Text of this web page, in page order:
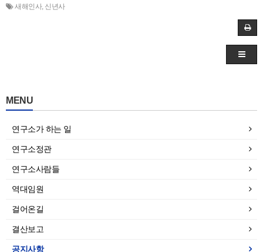
새해인사, 신년사
MENU
연구소가 하는 일
연구소정관
연구소사람들
역대임원
걸어온길
결산보고
공지사항